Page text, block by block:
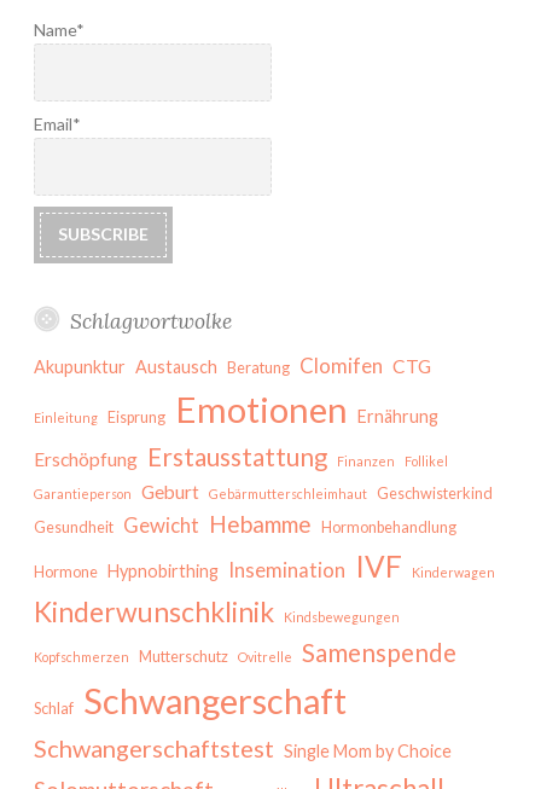
Name*
Email*
Schlagwortwolke
Akupunktur Austausch Beratung Clomifen CTG
Einleitung Eisprung Emotionen Ernährung
Erschöpfung Erstausstattung Finanzen Follikel
Garantieperson Geburt Gebärmutterschleimhaut
Geschwisterkind
Gesundheit Gewicht Hebamme Hormonbehandlung
Hormone Hypnobirthing Insemination IVF Kinderwagen
Kinderwunschklinik Kindsbewegungen
Kopfschmerzen Mutterschutz Ovitrelle Samenspende
Schlaf Schwangerschaft
Schwangerschaftstest Single Mom by Choice